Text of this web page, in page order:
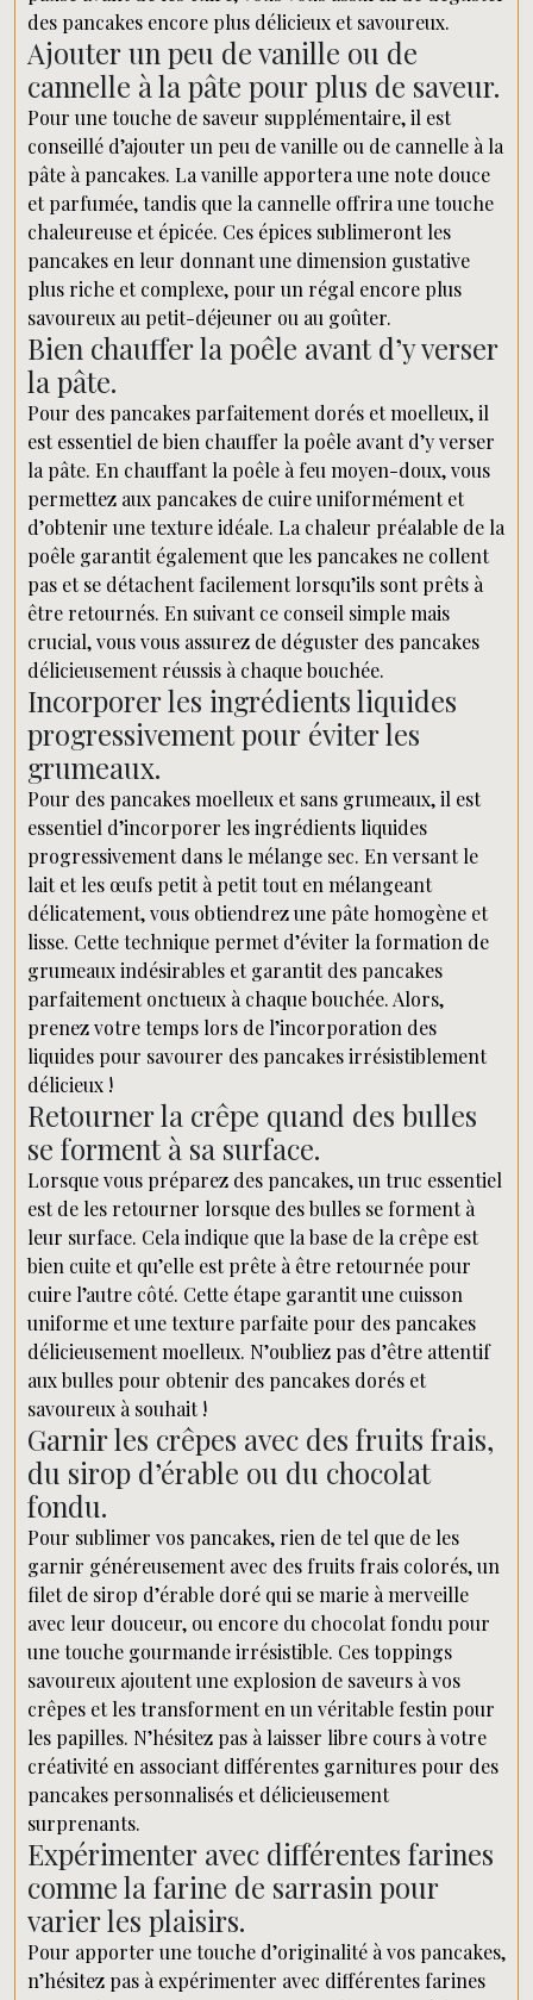
des pancakes encore plus délicieux et savoureux.
Ajouter un peu de vanille ou de
cannelle à la pâte pour plus de saveur.
Pour une touche de saveur supplémentaire, il est
conseillé d’ajouter un peu de vanille ou de cannelle à la
pâte à pancakes. La vanille apportera une note douce
et parfumée, tandis que la cannelle offrira une touche
chaleureuse et épicée. Ces épices sublimeront les
pancakes en leur donnant une dimension gustative
plus riche et complexe, pour un régal encore plus
savoureux au petit-déjeuner ou au goûter.
Bien chauffer la poêle avant d’y verser
la pâte.
Pour des pancakes parfaitement dorés et moelleux, il
est essentiel de bien chauffer la poêle avant d’y verser
la pâte. En chauffant la poêle à feu moyen-doux, vous
permettez aux pancakes de cuire uniformément et
d’obtenir une texture idéale. La chaleur préalable de la
poêle garantit également que les pancakes ne collent
pas et se détachent facilement lorsqu’ils sont prêts à
être retournés. En suivant ce conseil simple mais
crucial, vous vous assurez de déguster des pancakes
délicieusement réussis à chaque bouchée.
Incorporer les ingrédients liquides
progressivement pour éviter les
grumeaux.
Pour des pancakes moelleux et sans grumeaux, il est
essentiel d’incorporer les ingrédients liquides
progressivement dans le mélange sec. En versant le
lait et les œufs petit à petit tout en mélangeant
délicatement, vous obtiendrez une pâte homogène et
lisse. Cette technique permet d’éviter la formation de
grumeaux indésirables et garantit des pancakes
parfaitement onctueux à chaque bouchée. Alors,
prenez votre temps lors de l’incorporation des
liquides pour savourer des pancakes irrésistiblement
délicieux !
Retourner la crêpe quand des bulles
se forment à sa surface.
Lorsque vous préparez des pancakes, un truc essentiel
est de les retourner lorsque des bulles se forment à
leur surface. Cela indique que la base de la crêpe est
bien cuite et qu’elle est prête à être retournée pour
cuire l’autre côté. Cette étape garantit une cuisson
uniforme et une texture parfaite pour des pancakes
délicieusement moelleux. N’oubliez pas d’être attentif
aux bulles pour obtenir des pancakes dorés et
savoureux à souhait !
Garnir les crêpes avec des fruits frais,
du sirop d’érable ou du chocolat
fondu.
Pour sublimer vos pancakes, rien de tel que de les
garnir généreusement avec des fruits frais colorés, un
filet de sirop d’érable doré qui se marie à merveille
avec leur douceur, ou encore du chocolat fondu pour
une touche gourmande irrésistible. Ces toppings
savoureux ajoutent une explosion de saveurs à vos
crêpes et les transforment en un véritable festin pour
les papilles. N’hésitez pas à laisser libre cours à votre
créativité en associant différentes garnitures pour des
pancakes personnalisés et délicieusement
surprenants.
Expérimenter avec différentes farines
comme la farine de sarrasin pour
varier les plaisirs.
Pour apporter une touche d’originalité à vos pancakes,
n’hésitez pas à expérimenter avec différentes farines